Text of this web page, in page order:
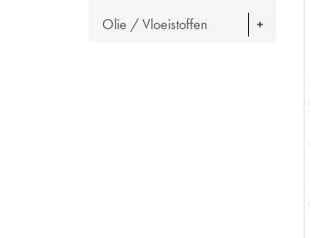
Olie / Vloeistoffen